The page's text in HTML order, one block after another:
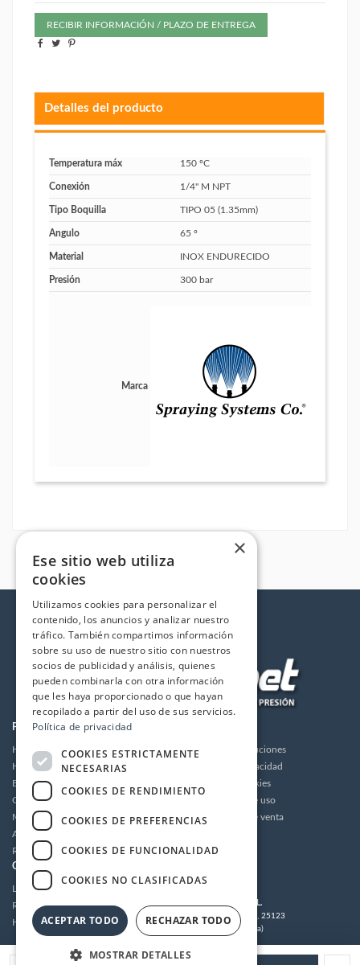
RECIBIR INFORMACIÓN / PLAZO DE ENTREGA
Detalles del producto
Temperatura máx 150 ºC
Conexión 1/4" M NPT
Tipo Boquilla TIPO 05 (1.35mm)
Angulo 65 º
Material INOX ENDURECIDO
Presión 300 bar
Marca
PRODUCTOS
Hidrolimpiadoras
Humidificación
Bombas de alta presión
Grupos motor bomba alta presión
Motores
Accesorios
Recambios / Repuestos
Envios y devoluciones
Política de privacidad
Política de cookies
Condiciones de uso
Condiciones de venta
CUENTA
Login
Registrarse
Histórico de pedidos
MULTIDRONET S.L.
C/Tramuntana 62, 25123
Torrefarrera (Lleida)
×
Ese sitio web utiliza
cookies
Utilizamos cookies para personalizar el
contenido, los anuncios y analizar nuestro
tráfico. También compartimos información
sobre su uso de nuestro sitio con nuestros
socios de publicidad y análisis, quienes
pueden combinarla con otra información
que les haya proporcionado o que hayan
recopilado a partir del uso de sus servicios.
Política de privacidad
COOKIES ESTRICTAMENTE
NECESARIAS
COOKIES DE RENDIMIENTO
COOKIES DE PREFERENCIAS
COOKIES DE FUNCIONALIDAD
COOKIES NO CLASIFICADAS
ACEPTAR TODO RECHAZAR TODO
MOSTRAR DETALLES